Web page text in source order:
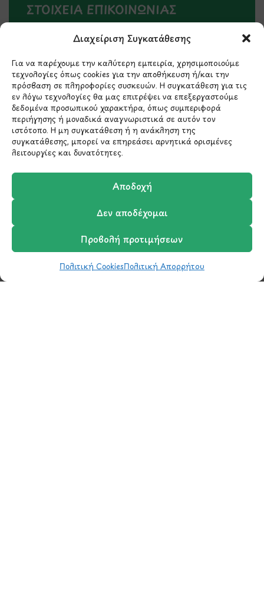
Διαχείριση Συγκατάθεσης
Για να παρέχουμε την καλύτερη εμπειρία, χρησιμοποιούμε
τεχνολογίες όπως cookies για την αποθήκευση ή/και την
πρόσβαση σε πληροφορίες συσκευών. Η συγκατάθεση για τις
εν λόγω τεχνολογίες θα μας επιτρέψει να επεξεργαστούμε
δεδομένα προσωπικού χαρακτήρα, όπως συμπεριφορά
περιήγησης ή μοναδικά αναγνωριστικά σε αυτόν τον
ιστότοπο. Η μη συγκατάθεση ή η ανάκληση της
συγκατάθεσης, μπορεί να επηρεάσει αρνητικά ορισμένες
λειτουργίες και δυνατότητες.
Αποδοχή
Δεν αποδέχομαι
Προβολή προτιμήσεων
Πολιτική CookiesΠολιτική Απορρήτου
ΣΤΟΙΧΕΙΑ ΕΠΙΚΟΙΝΩΝΙΑΣ
Holargos Center (Ισόγειο)
Λ.Περικλέους 56,
Χολαργός 15561
210 6522282
info@ypografi.com
Έχετε ερωτήσεις σχετικά με ένα προϊόν ή μια
παραγγελία; Στείλτε μας ένα email και θα
ΚαλάθιΣύγκριση
Ο Λογαριασμός μου